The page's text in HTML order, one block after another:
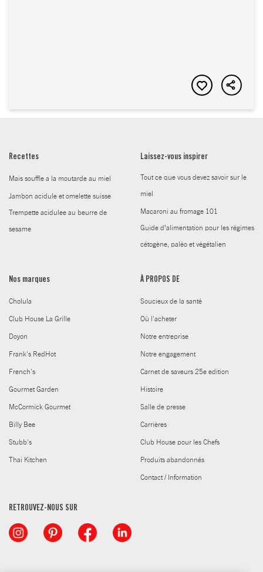
Recettes
Mais souffle a la moutarde au miel
Jambon acidule et omelette suisse
Trempette acidulee au beurre de
sesame
Laissez-vous inspirer
Tout ce que vous devez savoir sur le
miel
Macaroni au fromage 101
Guide d’alimentation pour les régimes
cétogène, paléo et végétalien
Nos marques
Cholula
Club House La Grille
Doyon
Frank's RedHot
French's
Gourmet Garden
McCormick Gourmet
Billy Bee
Stubb's
Thai Kitchen
À PROPOS DE
Soucieux de la santé
Où l'acheter
Notre entreprise
Notre engagement
Carnet de saveurs 25e edition
Histoire
Salle de presse
Carrières
Club House pour les Chefs
Produits abandonnés
Contact / Information
RETROUVEZ-NOUS SUR